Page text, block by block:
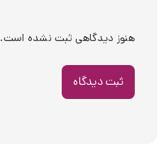
هنوز دیدگاهی ثبت نشده است.
ثبت دیدگاه